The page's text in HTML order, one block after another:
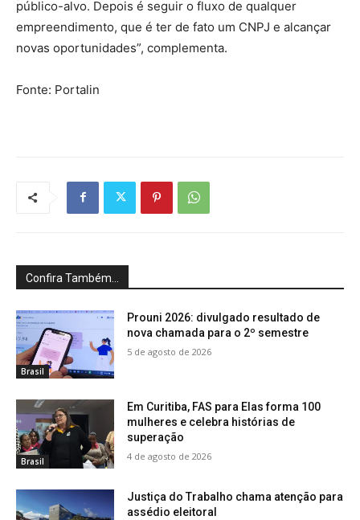
público-alvo. Depois é seguir o fluxo de qualquer
empreendimento, que é ter de fato um CNPJ e alcançar
novas oportunidades”, complementa.
Fonte: Portalin
Confira Também...
Brasil
Prouni 2026: divulgado resultado de
nova chamada para o 2º semestre
5 de agosto de 2026
Brasil
Em Curitiba, FAS para Elas forma 100
mulheres e celebra histórias de
superação
4 de agosto de 2026
Justiça do Trabalho chama atenção para
assédio eleitoral